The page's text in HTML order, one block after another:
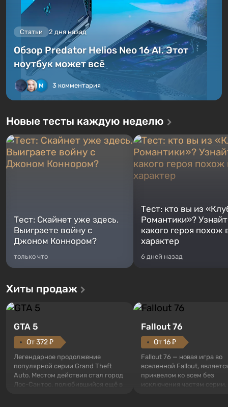
Статьи 2 дня назад
Обзор Predator Helios Neo 16 AI. Этот
ноутбук может всё
3 комментария
Новые тесты каждую неделю
Тест: Скайнет уже здесь.
Выиграете войну с
Джоном Коннором?
только что
Тест: кто вы из
Романтики»?
какого героя похож
характер
6 дней назад
Хиты продаж
GTA 5
От 372 ₽
Легендарное продолжение
популярной серии Grand Theft
Auto. Местом действия стал город
Лос-Сантос, полюбившийся ещё в
Fallout 76
От 16 ₽
Fallout 76 — новая игра во
вселенной Fallout,
приквелом ко всем без
исключения частям серии.